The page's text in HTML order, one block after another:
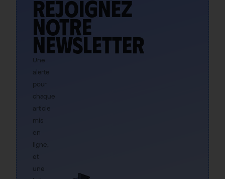
Rejoignez
notre
newsletter
Une
alerte
pour
chaque
article
mis
en
ligne,
et
une